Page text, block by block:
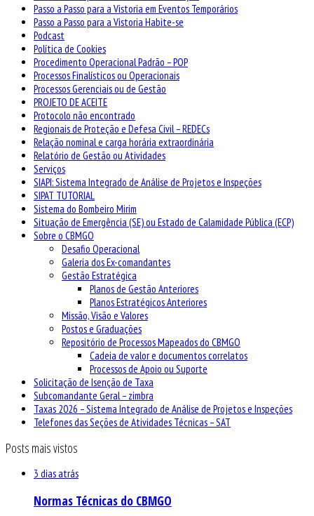
Passo a Passo para a Vistoria em Eventos Temporários
Passo a Passo para a Vistoria Habite-se
Podcast
Política de Cookies
Procedimento Operacional Padrão – POP
Processos Finalísticos ou Operacionais
Processos Gerenciais ou de Gestão
PROJETO DE ACEITE
Protocolo não encontrado
Regionais de Proteção e Defesa Civil – REDECs
Relação nominal e carga horária extraordinária
Relatório de Gestão ou Atividades
Serviços
SIAPI: Sistema Integrado de Análise de Projetos e Inspeções
SIPAT TUTORIAL
Sistema do Bombeiro Mirim
Situação de Emergência (SE) ou Estado de Calamidade Pública (ECP)
Sobre o CBMGO
Desafio Operacional
Galeria dos Ex-comandantes
Gestão Estratégica
Planos de Gestão Anteriores
Planos Estratégicos Anteriores
Missão, Visão e Valores
Postos e Graduações
Repositório de Processos Mapeados do CBMGO
Cadeia de valor e documentos correlatos
Processos de Apoio ou Suporte
Solicitação de Isenção de Taxa
Subcomandante Geral – zimbra
Taxas 2026 – Sistema Integrado de Análise de Projetos e Inspeções
Telefones das Seções de Atividades Técnicas – SAT
Posts mais vistos
3 dias atrás
Normas Técnicas do CBMGO